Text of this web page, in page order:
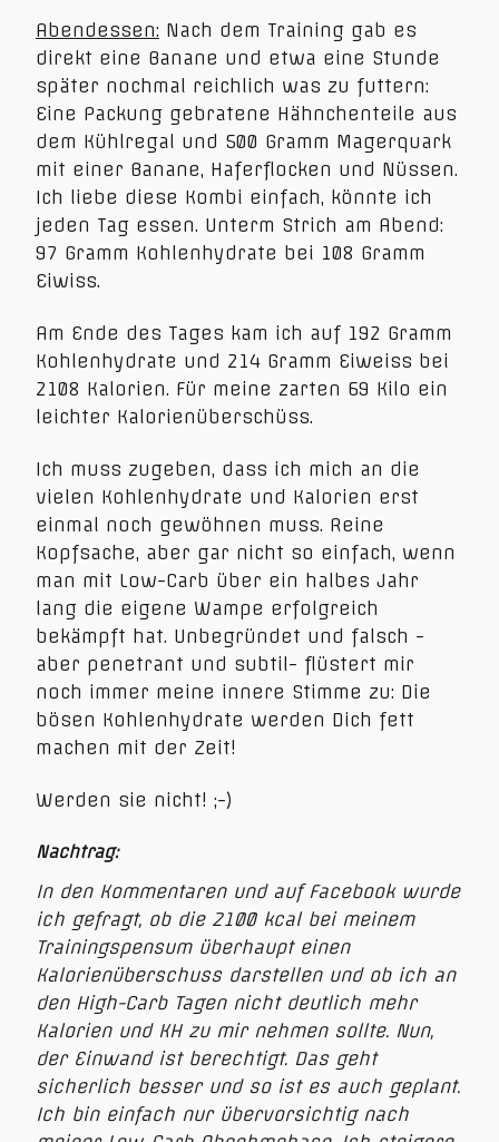
Abendessen: Nach dem Training gab es
direkt eine Banane und etwa eine Stunde
später nochmal reichlich was zu futtern:
Eine Packung gebratene Hähnchenteile aus
dem Kühlregal und 500 Gramm Magerquark
mit einer Banane, Haferflocken und Nüssen.
Ich liebe diese Kombi einfach, könnte ich
jeden Tag essen. Unterm Strich am Abend:
97 Gramm Kohlenhydrate bei 108 Gramm
Eiwiss.
Am Ende des Tages kam ich auf 192 Gramm
Kohlenhydrate und 214 Gramm Eiweiss bei
2108 Kalorien. Für meine zarten 69 Kilo ein
leichter Kalorienüberschüss.
Ich muss zugeben, dass ich mich an die
vielen Kohlenhydrate und Kalorien erst
einmal noch gewöhnen muss. Reine
Kopfsache, aber gar nicht so einfach, wenn
man mit Low-Carb über ein halbes Jahr
lang die eigene Wampe erfolgreich
bekämpft hat. Unbegründet und falsch -
aber penetrant und subtil- flüstert mir
noch immer meine innere Stimme zu: Die
bösen Kohlenhydrate werden Dich fett
machen mit der Zeit!
Werden sie nicht! ;-)
Nachtrag:
In den Kommentaren und auf Facebook wurde
ich gefragt, ob die 2100 kcal bei meinem
Trainingspensum überhaupt einen
Kalorienüberschuss darstellen und ob ich an
den High-Carb Tagen nicht deutlich mehr
Kalorien und KH zu mir nehmen sollte. Nun,
der Einwand ist berechtigt. Das geht
sicherlich besser und so ist es auch geplant.
Ich bin einfach nur übervorsichtig nach